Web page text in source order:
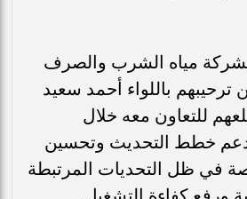
مياه الشرب والصرف
باللواء أحمد سعيد
للتعاون معه خلال
لدعم خطط التحديث وتحسين
في ظل التحديات المرتبطة